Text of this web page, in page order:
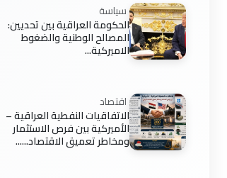
سياسة
الحكومة العراقية بين تحديين:
المصالح الوطنية والضغوط
الاميركية...
اقتصاد
الاتفاقيات النفطية العراقية –
الأميركية بين فرص الاستثمار
ومخاطر تعميق الاقتصاد......